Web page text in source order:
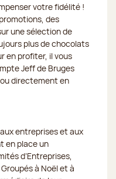
votre fidélité !
des
une sélection de
plus de chocolats
en profiter, il vous
Jeff de Bruges
directement en
entreprises et aux
en place un
d’Entreprises,
à Noël et à